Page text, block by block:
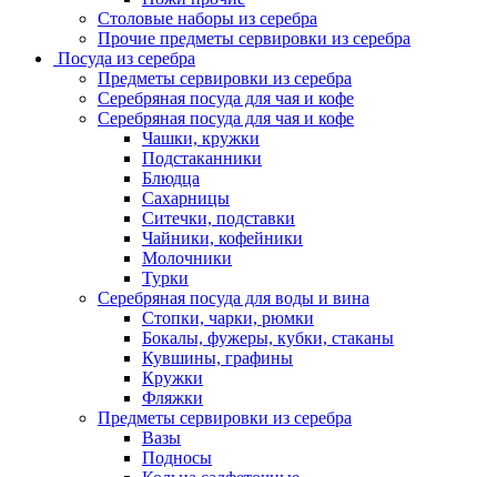
Столовые наборы из серебра
Прочие предметы сервировки из серебра
Посуда из серебра
Предметы сервировки из серебра
Серебряная посуда для чая и кофе
Серебряная посуда для чая и кофе
Чашки, кружки
Подстаканники
Блюдца
Сахарницы
Ситечки, подставки
Чайники, кофейники
Молочники
Турки
Серебряная посуда для воды и вина
Стопки, чарки, рюмки
Бокалы, фужеры, кубки, стаканы
Кувшины, графины
Кружки
Фляжки
Предметы сервировки из серебра
Вазы
Подносы